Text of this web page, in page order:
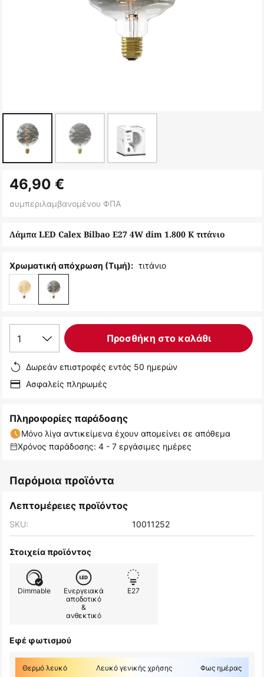
στην
αρχή
συλλογής
Λάμπα LED Calex Bilbao E27 4W dim 1.800 K τιτάνιο
46,90 €
συμπεριλαμβανομένου ΦΠΑ
Χρωματική απόχρωση (Τιμή): τιτάνιο
1 Προσθήκη στο καλάθι
Δωρεάν επιστροφές εντός 50 ημερών
Ασφαλείς πληρωμές
Πληροφορίες παράδοσης
Μόνο λίγα αντικείμενα έχουν απομείνει σε απόθεμα
Χρόνος παράδοσης: 4 - 7 εργάσιμες ημέρες
Παρόμοια προϊόντα
Λεπτομέρειες προϊόντος
SKU: 10011252
Στοιχεία προϊόντος
Dimmable
Ενεργειακά
αποδοτικό
&
ανθεκτικό
E27
Εφέ φωτισμού
Θερμό λευκό Λευκό γενικής χρήσης Φως ημέρας